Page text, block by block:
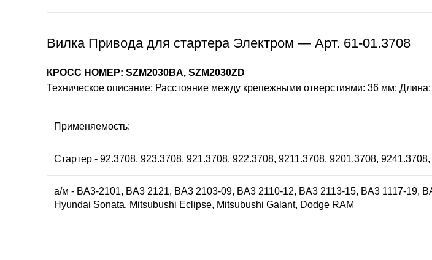
Вилка Привода для стартера Электром — Арт. 61-01.3708
КРОСС НОМЕР: SZM2030BA, SZM2030ZD
Техническое описание: Расстояние между крепежными отверстиями: 36 мм;
Применяемость:
Стартер - 92.3708, 923.3708, 921.3708, 922.3708, 9211.3708, 9201.3708,
а/м - BA3-2101, BA3 2121, BA3 2103-09, BA3 2110-12, BA3 2113-15, BA3 1117-19,
Hyundai Sonata, Mitsubushi Eclipse, Mitsubushi Galant, Dodge RAM